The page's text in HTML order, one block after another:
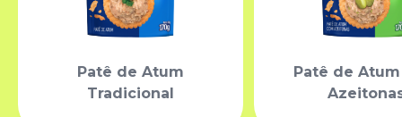
Patê de Atum
Tradicional
Patê de